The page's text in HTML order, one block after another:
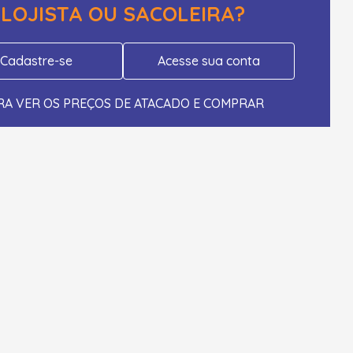
LOJISTA OU SACOLEIRA?
Cadastre-se Acesse sua conta
VER OS PREÇOS DE ATACADO E COMPRAR